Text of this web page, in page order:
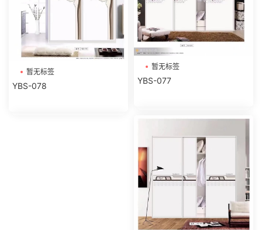
暂无标签
YBS-078
暂无标签
YBS-077